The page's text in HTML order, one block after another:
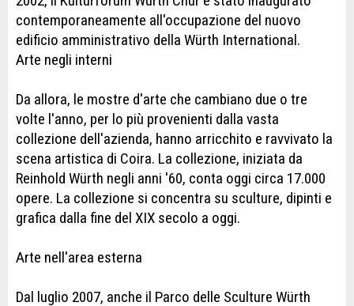
contemporaneamente all'occupazione del nuovo
edificio amministrativo della Würth International.
Arte negli interni
Da allora, le mostre d'arte che cambiano due o tre
volte l'anno, per lo più provenienti dalla vasta
collezione dell'azienda, hanno arricchito e ravvivato la
scena artistica di Coira. La collezione, iniziata da
Reinhold Würth negli anni '60, conta oggi circa 17.000
opere. La collezione si concentra su sculture, dipinti e
grafica dalla fine del XIX secolo a oggi.
Arte nell'area esterna
Dal luglio 2007, anche il Parco delle Sculture Würth